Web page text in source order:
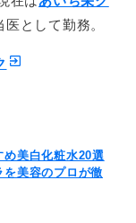
として勤務。
め美白化粧水20選
を美容のプロが徹